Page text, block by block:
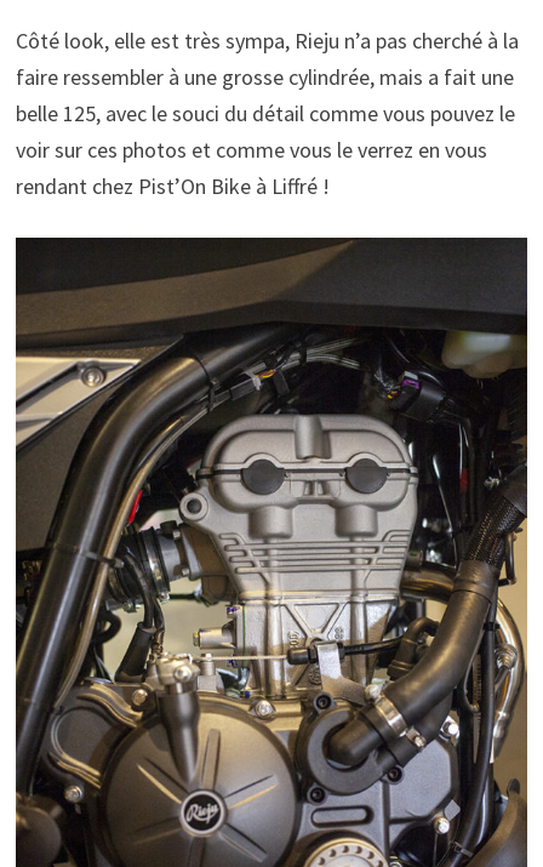
Côté look, elle est très sympa, Rieju n’a pas cherché à la
faire ressembler à une grosse cylindrée, mais a fait une
belle 125, avec le souci du détail comme vous pouvez le
voir sur ces photos et comme vous le verrez en vous
rendant chez Pist’On Bike à Liffré !